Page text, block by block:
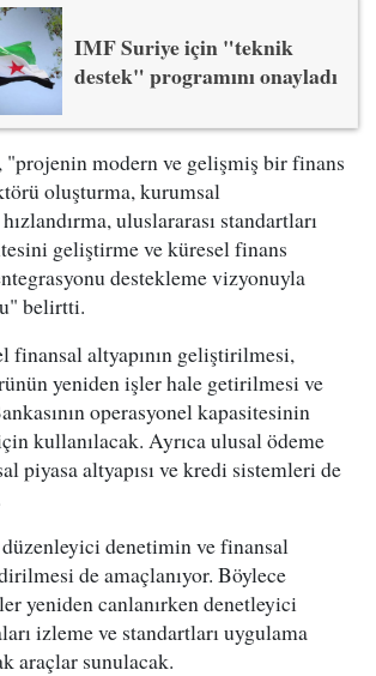
IMF Suriye için "teknik
destek" programını onayladı
"projenin modern ve gelişmiş bir finans
oluşturma, kurumsal
uluslararası standartları
geliştirme ve küresel finans
destekleme vizyonuyla
belirtti.
finansal altyapının geliştirilmesi,
yeniden işler hale getirilmesi ve
operasyonel kapasitesinin
kullanılacak. Ayrıca ulusal ödeme
piyasa altyapısı ve kredi sistemleri de
denetimin ve finansal
de amaçlanıyor. Böylece
yeniden canlanırken denetleyici
izleme ve standartları uygulama
araçlar sunulacak.